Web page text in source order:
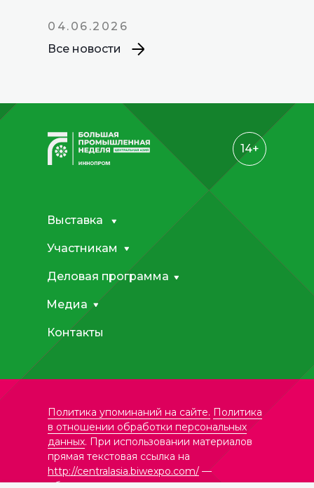
04.06.2026
Все новости
Политика упоминаний на сайте. Политика
в отношении обработки персональных
данных. При использовании материалов
прямая текстовая ссылка на
http://centralasia.biwexpo.com/ —
14+
Медиа
Участникам
Контакты
Деловая программа
Выставка